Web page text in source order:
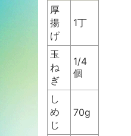
厚
揚
げ
1丁
玉
ね
ぎ
1/4
個
し
め
じ
70g